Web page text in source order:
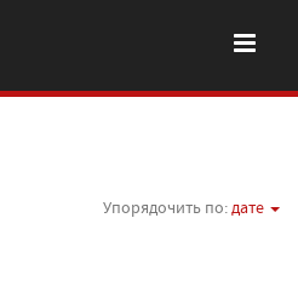
Упорядочить по:дате